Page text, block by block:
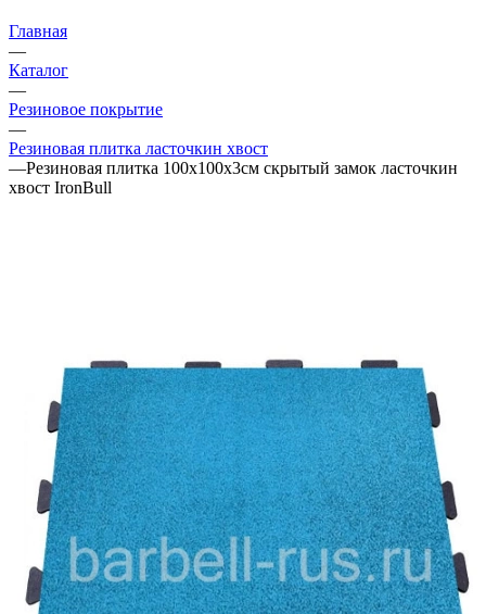
Главная
—
Каталог
—
Резиновое покрытие
—
Резиновая плитка ласточкин хвост
—Резиновая плитка 100х100х3см скрытый замок ласточкин
хвост IronBull